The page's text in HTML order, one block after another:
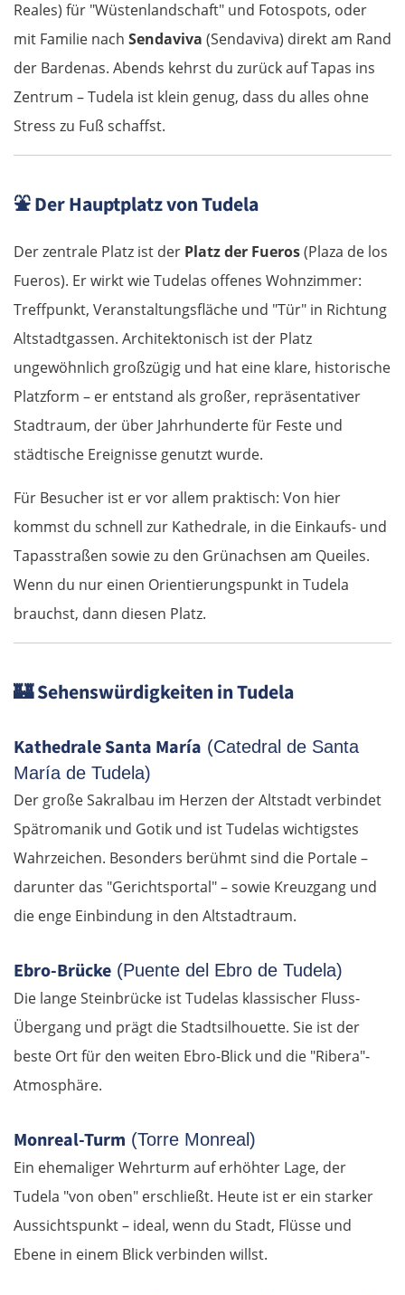
Reales) für "Wüstenlandschaft" und Fotospots, oder
mit Familie nach Sendaviva (Sendaviva) direkt am Rand
der Bardenas. Abends kehrst du zurück auf Tapas ins
Zentrum – Tudela ist klein genug, dass du alles ohne
Stress zu Fuß schaffst.
⛲Der Hauptplatz von Tudela
Der zentrale Platz ist der Platz der Fueros(Plaza de los
Fueros). Er wirkt wie Tudelas offenes Wohnzimmer:
Treffpunkt, Veranstaltungsfläche und "Tür" in Richtung
Altstadtgassen. Architektonisch ist der Platz
ungewöhnlich großzügig und hat eine klare, historische
Platzform – er entstand als großer, repräsentativer
Stadtraum, der über Jahrhunderte für Feste und
städtische Ereignisse genutzt wurde.
Für Besucher ist er vor allem praktisch: Von hier
kommst du schnell zur Kathedrale, in die Einkaufs- und
Tapasstraßen sowie zu den Grünachsen am Queiles.
Wenn du nur einen Orientierungspunkt in Tudela
brauchst, dann diesen Platz.
🏰Sehenswürdigkeiten in Tudela
Kathedrale Santa María (Catedral de Santa
María de Tudela)
Der große Sakralbau im Herzen der Altstadt verbindet
Spätromanik und Gotik und ist Tudelas wichtigstes
Wahrzeichen. Besonders berühmt sind die Portale –
darunter das "Gerichtsportal" – sowie Kreuzgang und
die enge Einbindung in den Altstadtraum.
Ebro-Brücke (Puente del Ebro de Tudela)
Die lange Steinbrücke ist Tudelas klassischer Fluss-
Übergang und prägt die Stadtsilhouette. Sie ist der
beste Ort für den weiten Ebro-Blick und die "Ribera"-
Atmosphäre.
Monreal-Turm (Torre Monreal)
Ein ehemaliger Wehrturm auf erhöhter Lage, der
Tudela "von oben" erschließt. Heute ist er ein starker
Aussichtspunkt – ideal, wenn du Stadt, Flüsse und
Ebene in einem Blick verbinden willst.